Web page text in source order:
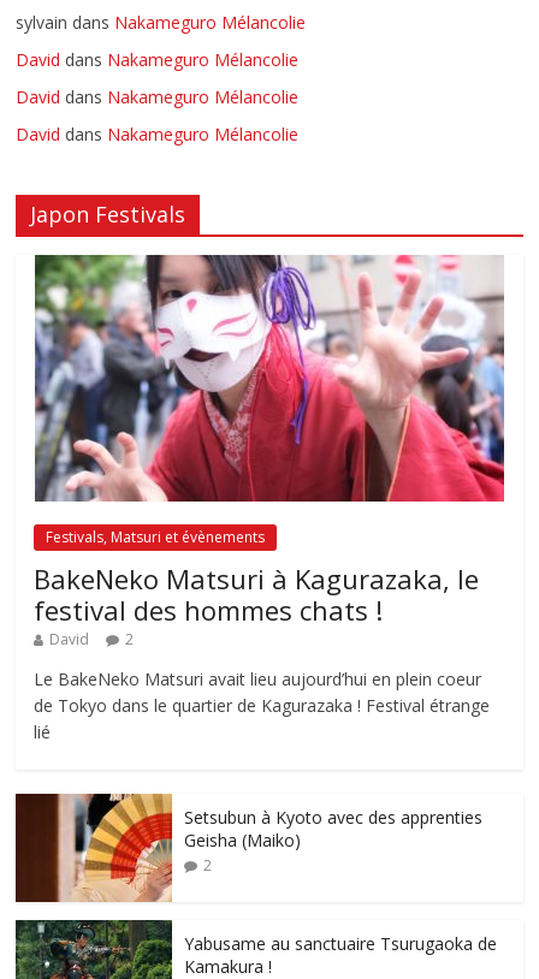
sylvain dans Nakameguro Mélancolie
David dans Nakameguro Mélancolie
David dans Nakameguro Mélancolie
David dans Nakameguro Mélancolie
Japon Festivals
Festivals, Matsuri et évènements
BakeNeko Matsuri à Kagurazaka, le
festival des hommes chats !
David 2
Le BakeNeko Matsuri avait lieu aujourd’hui en plein coeur
de Tokyo dans le quartier de Kagurazaka ! Festival étrange
lié
Setsubun à Kyoto avec des apprenties
Geisha (Maiko)
2
Yabusame au sanctuaire Tsurugaoka de
Kamakura !